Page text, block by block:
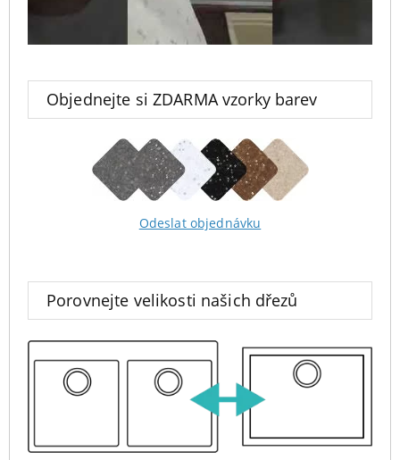
Objednejte si ZDARMA vzorky barev
Odeslat objednávku
Porovnejte velikosti našich dřezů